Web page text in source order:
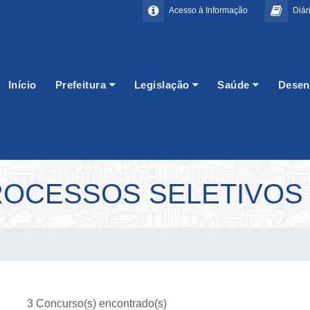
Acesso à Informação
Início Prefeitura Legislação Saúde
SELETIVOS
3 Concurso(s) encontrado(s)